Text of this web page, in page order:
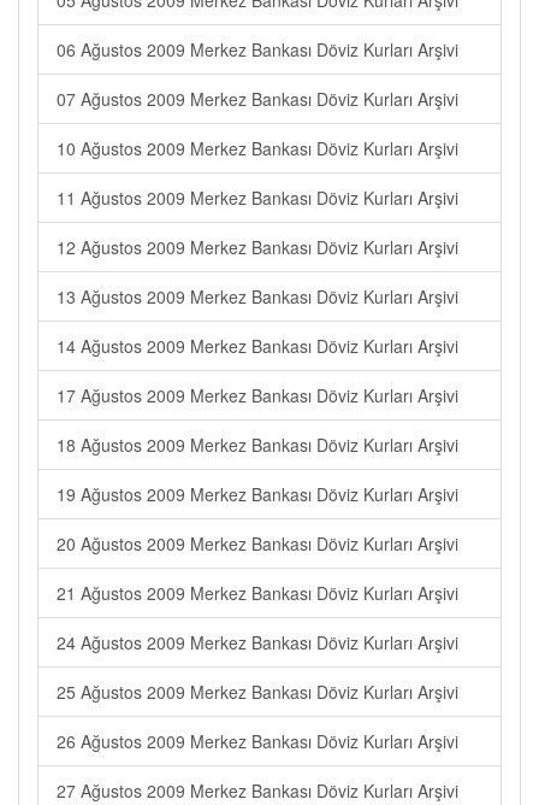
06 Ağustos 2009 Merkez Bankası Döviz Kurları Arşivi
07 Ağustos 2009 Merkez Bankası Döviz Kurları Arşivi
10 Ağustos 2009 Merkez Bankası Döviz Kurları Arşivi
11 Ağustos 2009 Merkez Bankası Döviz Kurları Arşivi
12 Ağustos 2009 Merkez Bankası Döviz Kurları Arşivi
13 Ağustos 2009 Merkez Bankası Döviz Kurları Arşivi
14 Ağustos 2009 Merkez Bankası Döviz Kurları Arşivi
17 Ağustos 2009 Merkez Bankası Döviz Kurları Arşivi
18 Ağustos 2009 Merkez Bankası Döviz Kurları Arşivi
19 Ağustos 2009 Merkez Bankası Döviz Kurları Arşivi
20 Ağustos 2009 Merkez Bankası Döviz Kurları Arşivi
21 Ağustos 2009 Merkez Bankası Döviz Kurları Arşivi
24 Ağustos 2009 Merkez Bankası Döviz Kurları Arşivi
25 Ağustos 2009 Merkez Bankası Döviz Kurları Arşivi
26 Ağustos 2009 Merkez Bankası Döviz Kurları Arşivi
27 Ağustos 2009 Merkez Bankası Döviz Kurları Arşivi